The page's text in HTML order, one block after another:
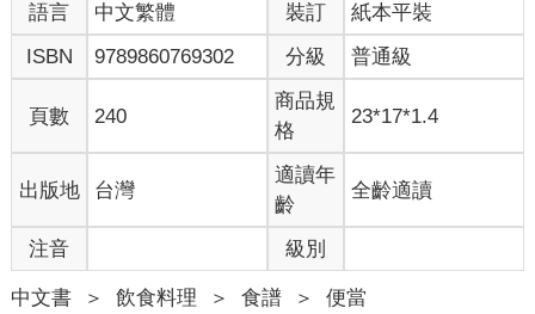
語言 中文繁體 裝訂
紙本平裝
ISBN
9789860769302 分級 普通級
頁數 240
商品規
格
23*17*1.4
出版地 台灣
適讀年
齡
全齡適讀
注音 級別
中文書 ＞ 飲食料理 ＞ 食譜 ＞ 便當